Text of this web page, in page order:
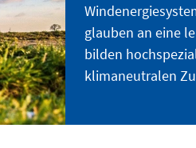
glauben an eine
bilden
klimaneutralen